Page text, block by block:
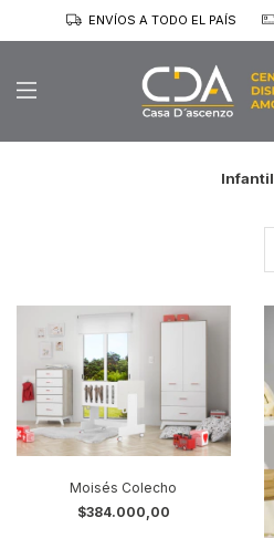
ENVÍOS A TODO EL PAÍS
Infantil
Moisés Colecho
$384.000,00